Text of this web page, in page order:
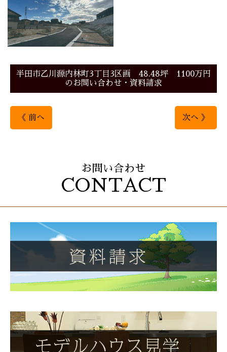
半田市乙川源内林町3丁目3区画 48.48坪 1100万円
のお問い合わせ・資料請求
《 前へ 次へ 》
お問い合わせ
CONTACT